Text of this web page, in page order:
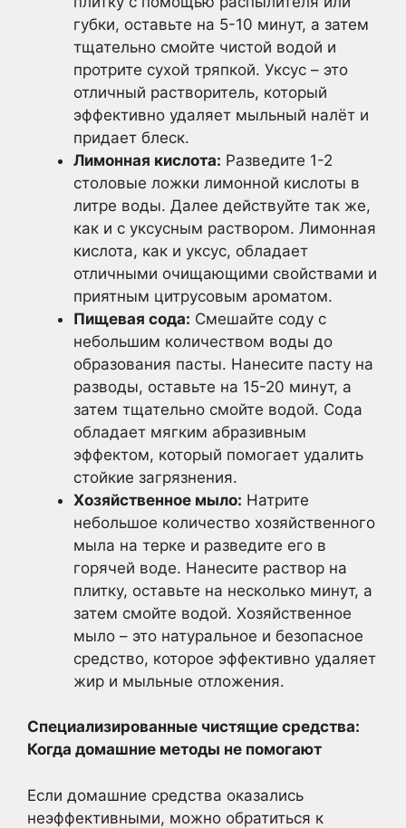
губки, оставьте на 5-10 минут, а затем
тщательно смойте чистой водой и
протрите сухой тряпкой. Уксус – это
отличный растворитель, который
эффективно удаляет мыльный налёт и
придает блеск.
Лимонная кислота: Разведите 1-2
столовые ложки лимонной кислоты в
литре воды. Далее действуйте так же,
как и с уксусным раствором. Лимонная
кислота, как и уксус, обладает
отличными очищающими свойствами и
приятным цитрусовым ароматом.
Пищевая сода: Смешайте соду с
небольшим количеством воды до
образования пасты. Нанесите пасту на
разводы, оставьте на 15-20 минут, а
затем тщательно смойте водой. Сода
обладает мягким абразивным
эффектом, который помогает удалить
стойкие загрязнения.
Хозяйственное мыло: Натрите
небольшое количество хозяйственного
мыла на терке и разведите его в
горячей воде. Нанесите раствор на
плитку, оставьте на несколько минут, а
затем смойте водой. Хозяйственное
мыло – это натуральное и безопасное
средство, которое эффективно удаляет
жир и мыльные отложения.
Специализированные чистящие средства:
Когда домашние методы не помогают
Если домашние средства оказались
неэффективными, можно обратиться к